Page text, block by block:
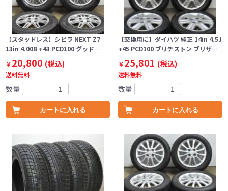
【スタッドレス】シビラ NEXT Z7
13in 4.00B +43 PCD100 グッド…
￥20,800 (税込)
送料無料
数量
カートに入れる
【交換用に】ダイハツ 純正 14in 4.5J
+45 PCD100 ブリヂストン ブリザ…
￥25,801 (税込)
送料無料
数量
カートに入れる